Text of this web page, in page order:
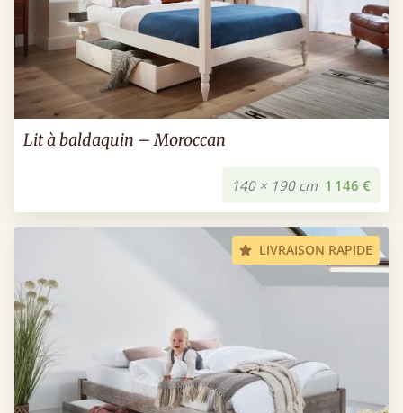
Lit à baldaquin – Moroccan
140 × 190 cm 1 146 €
LIVRAISON RAPIDE